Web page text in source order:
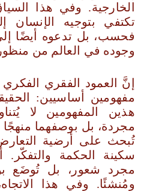
الخارجية. وفي هذا
تكتفي بتوجيه الإنسان
فحسب، بل تدعوه أيضًا
وجوده في العالم من
إنَّ العمود الفقري
مفهومين أساسيين:
هذين المفهومين لا
مجردة، بل بوصفهما منهجًا
تُبحث على أرضية
سكينة الحكمة والتفكّر.
مجرد شعور، بل تُوضَع
ومُنشئًا. وفي هذا